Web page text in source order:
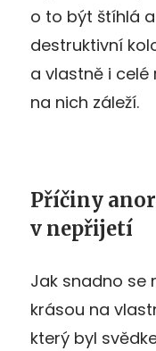
o to být štíhlá
destruktivní
a vlastně i
na nich záleží.
Příčiny
v nepřijetí
Jak snadno se
krásou na
který byl